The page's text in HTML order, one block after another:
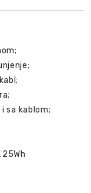
sa kablom;